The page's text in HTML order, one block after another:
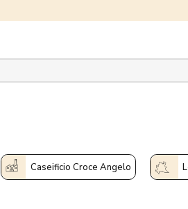
Caseificio Croce Angelo